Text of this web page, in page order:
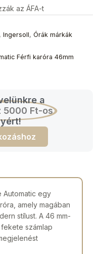
az ÁFA-t
, Ingersoll, Órák márkák
Férfi karóra 46mm
a
5000 Ft-os
Automatic egy
amely magában
stílust. A 46 mm-
számlap